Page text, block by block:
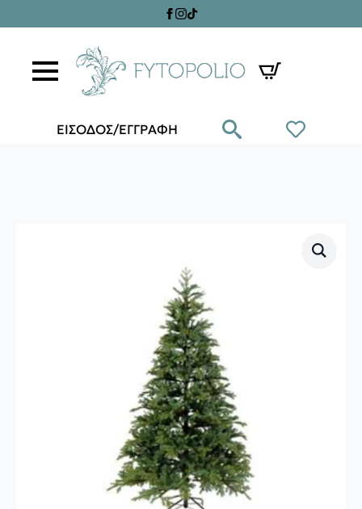
ΕΙΣΟΔΟΣ/ΕΓΓΡΑΦΗ